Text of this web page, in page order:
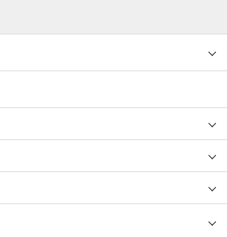
レディース
お歳暮
ジルスチュアート
新宿高野